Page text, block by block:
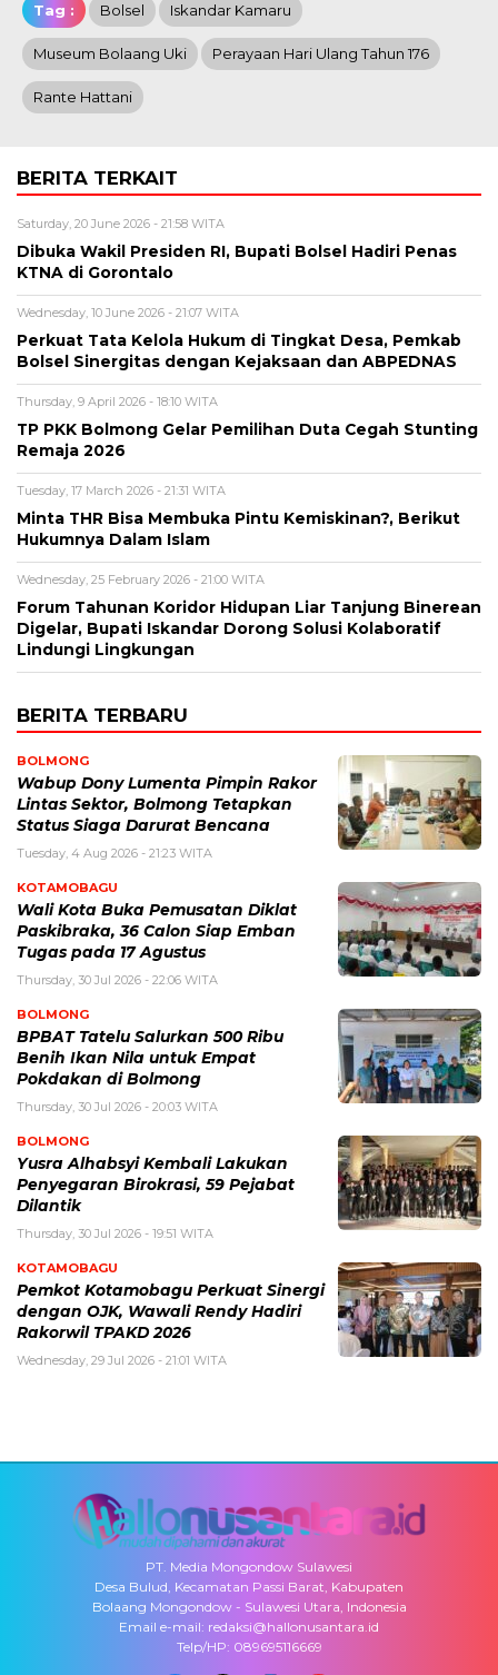
Tag : Bolsel Iskandar Kamaru
Museum Bolaang Uki Perayaan Hari Ulang Tahun 176
Rante Hattani
BERITA TERKAIT
Saturday, 20 June 2026 - 21:58 WITA
Dibuka Wakil Presiden RI, Bupati Bolsel Hadiri Penas
KTNA di Gorontalo
Wednesday, 10 June 2026 - 21:07 WITA
Perkuat Tata Kelola Hukum di Tingkat Desa, Pemkab
Bolsel Sinergitas dengan Kejaksaan dan ABPEDNAS
Thursday, 9 April 2026 - 18:10 WITA
TP PKK Bolmong Gelar Pemilihan Duta Cegah Stunting
Remaja 2026
Tuesday, 17 March 2026 - 21:31 WITA
Minta THR Bisa Membuka Pintu Kemiskinan?, Berikut
Hukumnya Dalam Islam
Wednesday, 25 February 2026 - 21:00 WITA
Forum Tahunan Koridor Hidupan Liar Tanjung Binerean
Digelar, Bupati Iskandar Dorong Solusi Kolaboratif
Lindungi Lingkungan
BERITA TERBARU
BOLMONG
Wabup Dony Lumenta Pimpin Rakor
Lintas Sektor, Bolmong Tetapkan
Status Siaga Darurat Bencana
Tuesday, 4 Aug 2026 - 21:23 WITA
KOTAMOBAGU
Wali Kota Buka Pemusatan Diklat
Paskibraka, 36 Calon Siap Emban
Tugas pada 17 Agustus
Thursday, 30 Jul 2026 - 22:06 WITA
BOLMONG
BPBAT Tatelu Salurkan 500 Ribu
Benih Ikan Nila untuk Empat
Pokdakan di Bolmong
Thursday, 30 Jul 2026 - 20:03 WITA
BOLMONG
Yusra Alhabsyi Kembali Lakukan
Penyegaran Birokrasi, 59 Pejabat
Dilantik
Thursday, 30 Jul 2026 - 19:51 WITA
KOTAMOBAGU
Pemkot Kotamobagu Perkuat Sinergi
dengan OJK, Wawali Rendy Hadiri
Rakorwil TPAKD 2026
Wednesday, 29 Jul 2026 - 21:01 WITA
PT. Media Mongondow Sulawesi
Desa Bulud, Kecamatan Passi Barat, Kabupaten
Bolaang Mongondow - Sulawesi Utara, Indonesia
Email e-mail: redaksi@hallonusantara.id
Telp/HP: 089695116669